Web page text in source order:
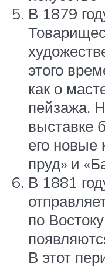
В 1879
этого
как о
пейзажа.
выставке
его новые
пруд» и
В 1881
по
В этот